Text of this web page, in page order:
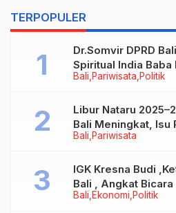
TERPOPULER
Bali Pariwisata Politik
Dr.Somvir DPRD
Spiritual India Baba
Bali Pariwisata
Libur Nataru
Bali Meningkat, Isu
Tidak Benar
Bali Ekonomi Politik
IGK Kresna Budi
Bali , Angkat
Bersubsidi Jenis